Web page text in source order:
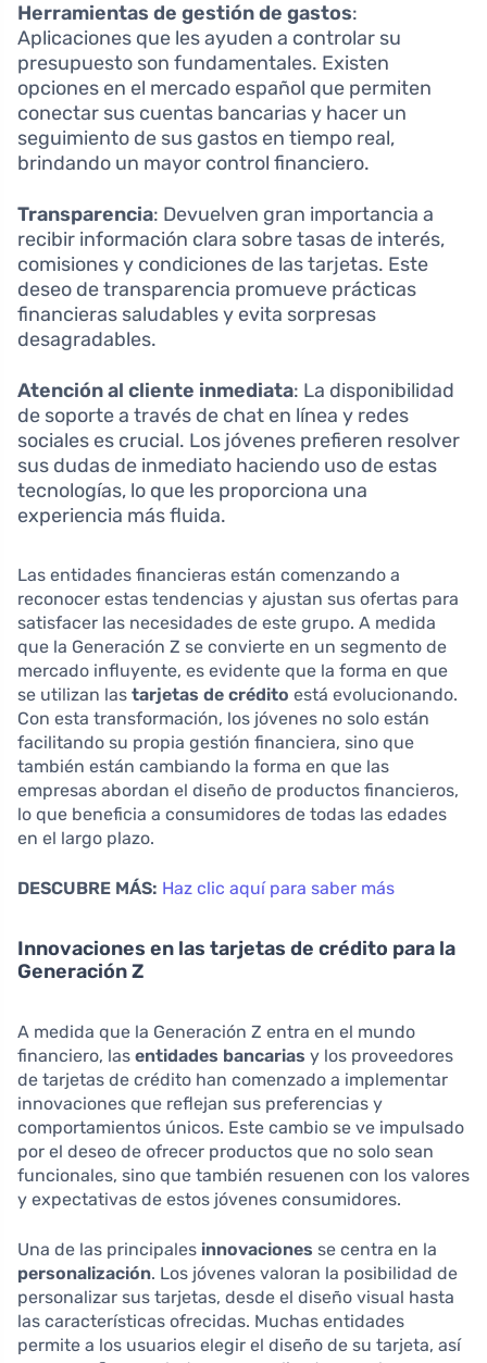
Herramientas de gestión de gastos:
Aplicaciones que les ayuden a controlar su
presupuesto son fundamentales. Existen
opciones en el mercado español que permiten
conectar sus cuentas bancarias y hacer un
seguimiento de sus gastos en tiempo real,
brindando un mayor control financiero.
Transparencia: Devuelven gran importancia a
recibir información clara sobre tasas de interés,
comisiones y condiciones de las tarjetas. Este
deseo de transparencia promueve prácticas
financieras saludables y evita sorpresas
desagradables.
Atención al cliente inmediata: La disponibilidad
de soporte a través de chat en línea y redes
sociales es crucial. Los jóvenes prefieren resolver
sus dudas de inmediato haciendo uso de estas
tecnologías, lo que les proporciona una
experiencia más fluida.
Las entidades financieras están comenzando a
reconocer estas tendencias y ajustan sus ofertas para
satisfacer las necesidades de este grupo. A medida
que la Generación Z se convierte en un segmento de
mercado influyente, es evidente que la forma en que
se utilizan las tarjetas de crédito está evolucionando.
Con esta transformación, los jóvenes no solo están
facilitando su propia gestión financiera, sino que
también están cambiando la forma en que las
empresas abordan el diseño de productos financieros,
lo que beneficia a consumidores de todas las edades
en el largo plazo.
DESCUBRE MÁS: Haz clic aquí para saber más
Innovaciones en las tarjetas de crédito para la
Generación Z
A medida que la Generación Z entra en el mundo
financiero, las entidades bancarias y los proveedores
de tarjetas de crédito han comenzado a implementar
innovaciones que reflejan sus preferencias y
comportamientos únicos. Este cambio se ve impulsado
por el deseo de ofrecer productos que no solo sean
funcionales, sino que también resuenen con los valores
y expectativas de estos jóvenes consumidores.
Una de las principales innovaciones se centra en la
personalización. Los jóvenes valoran la posibilidad de
personalizar sus tarjetas, desde el diseño visual hasta
las características ofrecidas. Muchas entidades
permite a los usuarios elegir el diseño de su tarjeta, así